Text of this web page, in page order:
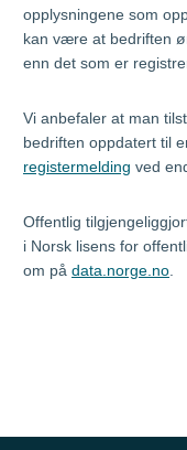
opplysningene som
kan være at bedriften
enn det som er
Vi anbefaler at man
bedriften oppdatert til
registermelding ved
Offentlig
i Norsk lisens for
om på data.norge.no